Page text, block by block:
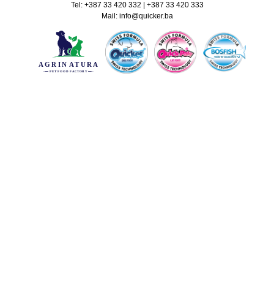
Tel: +387 33 420 332
+387 33 420 333
Mail: info@quicker.ba